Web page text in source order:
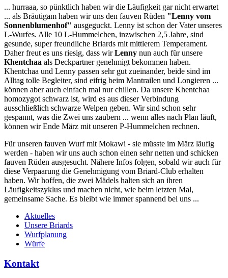
... hurraaa, so pünktlich haben wir die Läufigkeit gar nicht erwartet
... als Bräutigam haben wir uns den fauven Rüden "Lenny vom
Sonnenblumenhof" ausgeguckt. Lenny ist schon der Vater unseres
L-Wurfes. Alle 10 L-Hummelchen, inzwischen 2,5 Jahre, sind
gesunde, super freundliche Briards mit mittlerem Temperament.
Daher freut es uns riesig, dass wirLenny nun auch für unsere
Khentchaa als Deckpartner genehmigt bekommen haben.
Khentchaa und Lenny passen sehr gut zueinander, beide sind im
Alltag tolle Begleiter, sind eifrig beim Mantrailen und Longieren ...
können aber auch einfach mal nur chillen. Da unsere Khentchaa
homozygot schwarz ist, wird es aus dieser Verbindung
ausschließlich schwarze Welpen geben. Wir sind schon sehr
gespannt, was die Zwei uns zaubern ... wenn alles nach Plan läuft,
können wir Ende März mit unseren P-Hummelchen rechnen.
Für unseren fauven Wurf mit Mokawi - sie müsste im März läufig
werden - haben wir uns auch schon einen sehr netten und schicken
fauven Rüden ausgesucht. Nähere Infos folgen, sobald wir auch für
diese Verpaarung die Genehmigung vom Briard-Club erhalten
haben. Wir hoffen, die zwei Mädels halten sich an ihren
Läufigkeitszyklus und machen nicht, wie beim letzten Mal,
gemeinsame Sache. Es bleibt wie immer spannend bei uns ...
Aktuelles
Unsere Briards
Wurfplanung
Würfe
Kontakt